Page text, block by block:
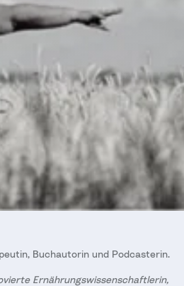
Buchautorin und Podcasterin.
Ernährungswissenschaftlerin,